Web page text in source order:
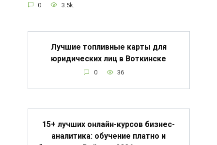
0 3.5k.
Лучшие топливные карты для
юридических лиц в Воткинске
0 36
15+ лучших онлайн-курсов бизнес-
аналитика: обучение платно и